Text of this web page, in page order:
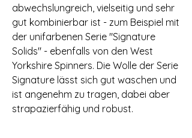
abwechslungreich, vielseitig und sehr
gut kombinierbar ist - zum Beispiel mit
der unifarbenen Serie "Signature
Solids" - ebenfalls von den West
Yorkshire Spinners. Die Wolle der Serie
Signature lässt sich gut waschen und
ist angenehm zu tragen, dabei aber
strapazierfähig und robust.